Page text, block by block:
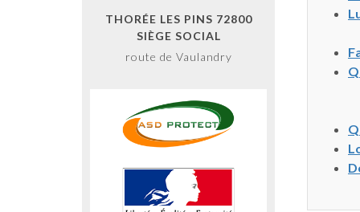
THORÉE LES PINS 72800
SIÈGE SOCIAL
route de Vaulandry